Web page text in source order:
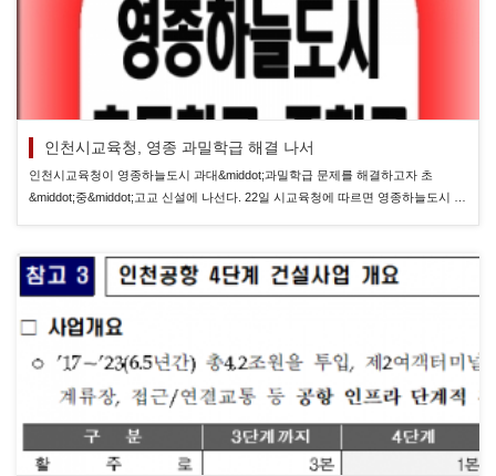
인천시교육청, 영종 과밀학급 해결 나서
인천시교육청이 영종하늘도시 과대&middot;과밀학급 문제를 해결하고자 초
&middot;중&middot;고교 신설에 나선다. 22일 시교육청에 따르면 영종하늘도시 …